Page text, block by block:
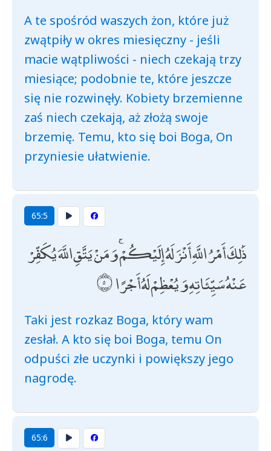
A te spośród waszych żon, które już
zwątpiły w okres miesięczny - jeśli
macie wątpliwości - niech czekają trzy
miesiące; podobnie te, które jeszcze
się nie rozwinęły. Kobiety brzemienne
zaś niech czekają, aż złożą swoje
brzemię. Temu, kto się boi Boga, On
przyniesie ułatwienie.
65:5
ذَٰلِكَ أَمْرُ اللَّهِ أَنْزَلَهُ إِلَيْكُمْ ۚ وَمَنْ يَتَّقِ اللَّهَ يُكَفِّرْ
عَنْهُ سَيِّئَاتِهِ وَيُعْظِمْ لَهُ أَجْرًا
Taki jest rozkaz Boga, który wam
zesłał. A kto się boi Boga, temu On
odpuści złe uczynki i powiększy jego
nagrodę.
65:6